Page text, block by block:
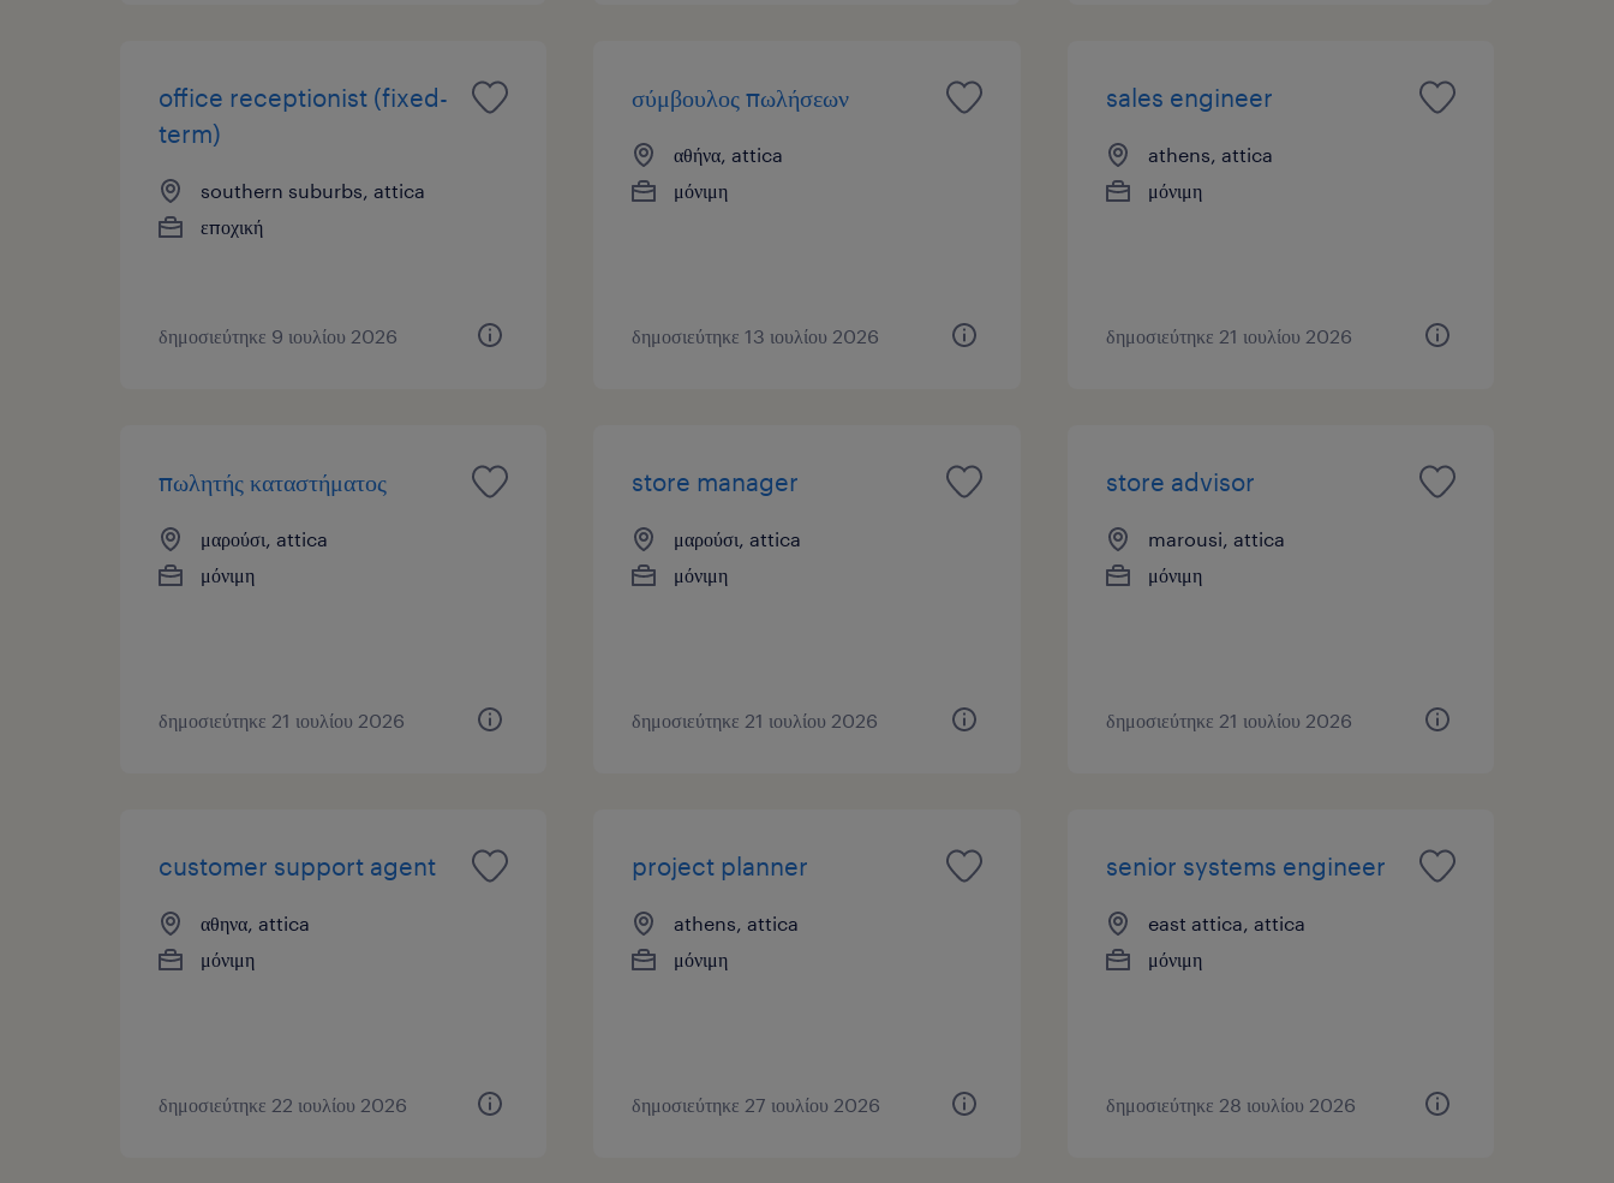
office receptionist (fixed-
term)
southern suburbs, attica
εποχική
δημοσιεύτηκε 9 ιουλίου 2026
σύμβουλος πωλήσεων
αθήνα, attica
μόνιμη
δημοσιεύτηκε 13 ιουλίου 2026
sales engineer
athens, attica
μόνιμη
δημοσιεύτηκε 21 ιουλίου 2026
πωλητής καταστήματος
μαρούσι, attica
μόνιμη
δημοσιεύτηκε 21 ιουλίου 2026
store manager
μαρούσι, attica
μόνιμη
δημοσιεύτηκε 21 ιουλίου 2026
store advisor
marousi, attica
μόνιμη
δημοσιεύτηκε 21 ιουλίου 2026
customer support agent
αθηνα, attica
μόνιμη
δημοσιεύτηκε 22 ιουλίου 2026
project planner
athens, attica
μόνιμη
δημοσιεύτηκε 27 ιουλίου 2026
senior systems engineer
east attica, attica
μόνιμη
δημοσιεύτηκε 28 ιουλίου 2026